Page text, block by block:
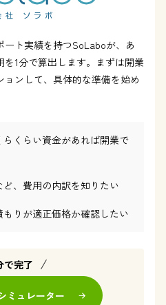
ト実績を持つSoLaboが、あ
1分で算出します。まずは開業
ンして、具体的な準備を始め
らくらい資金があれば開業で
、費用の内訳を知りたい
りが適正価格か確認したい
で完了
ミュレーター